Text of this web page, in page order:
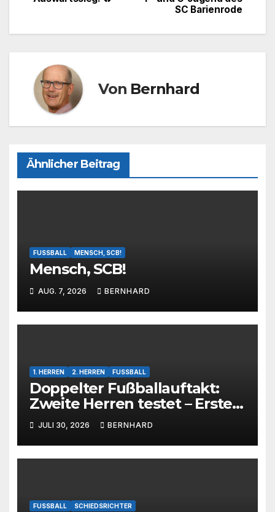
k
SC Barienrode
Von Bernhard
Ähnlicher Beitrag
FUSSBALL MENSCH, SCB!
Mensch, SCB!
AUG. 7, 2026 BERNHARD
1. HERREN 2. HERREN FUSSBALL
Doppelter Fußballauftakt:
Zweite Herren testet – Erste
Herren startet im Kreispokal
JULI 30, 2026 BERNHARD
FUSSBALL SCHIEDSRICHTER